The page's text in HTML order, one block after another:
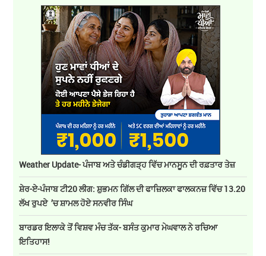
Weather Update- ਪੰਜਾਬ ਅਤੇ ਚੰਡੀਗੜ੍ਹ ਵਿੱਚ ਮਾਨਸੂਨ ਦੀ ਰਫ਼ਤਾਰ ਤੇਜ਼
ਸ਼ੇਰ-ਏ-ਪੰਜਾਬ ਟੀ20 ਲੀਗ: ਸ਼ੁਭਮਨ ਗਿੱਲ ਦੀ ਫਾਜ਼ਿਲਕਾ ਫਾਲਕਨਜ਼ ਵਿੱਚ 13.20
ਲੱਖ ਰੁਪਏ ’ਚ ਸ਼ਾਮਲ ਹੋਏ ਸਨਵੀਰ ਸਿੰਘ
ਬਾਰਡਰ ਇਲਾਕੇ ਤੋਂ ਵਿਸ਼ਵ ਮੰਚ ਤੱਕ- ਬਸੰਤ ਕੁਮਾਰ ਮੇਘਵਾਲ ਨੇ ਰਚਿਆ
ਇਤਿਹਾਸ!